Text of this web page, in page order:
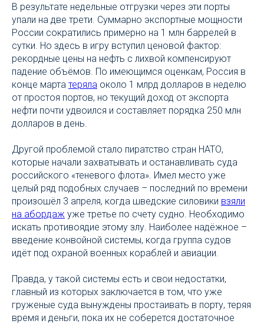
В результате недельные отгрузки через эти порты
упали на две трети. Суммарно экспортные мощности
России сократились примерно на 1 млн баррелей в
сутки. Но здесь в игру вступил ценовой фактор:
рекордные цены на нефть с лихвой компенсируют
падение объёмов. По имеющимся оценкам, Россия в
конце марта теряла около 1 млрд долларов в неделю
от простоя портов, но текущий доход от экспорта
нефти почти удвоился и составляет порядка 250 млн
долларов в день.
Другой проблемой стало пиратство стран НАТО,
которые начали захватывать и останавливать суда
российского «теневого флота». Имел место уже
целый ряд подобных случаев – последний по времени
произошёл 3 апреля, когда шведские силовики взяли
на абордаж уже третье по счету судно. Необходимо
искать противоядие этому злу. Наиболее надёжное –
введение конвойной системы, когда группа судов
идёт под охраной военных кораблей и авиации.
Правда, у такой системы есть и свои недостатки,
главный из которых заключается в том, что уже
груженые суда вынуждены простаивать в порту, теряя
время и деньги, пока их не соберется достаточное